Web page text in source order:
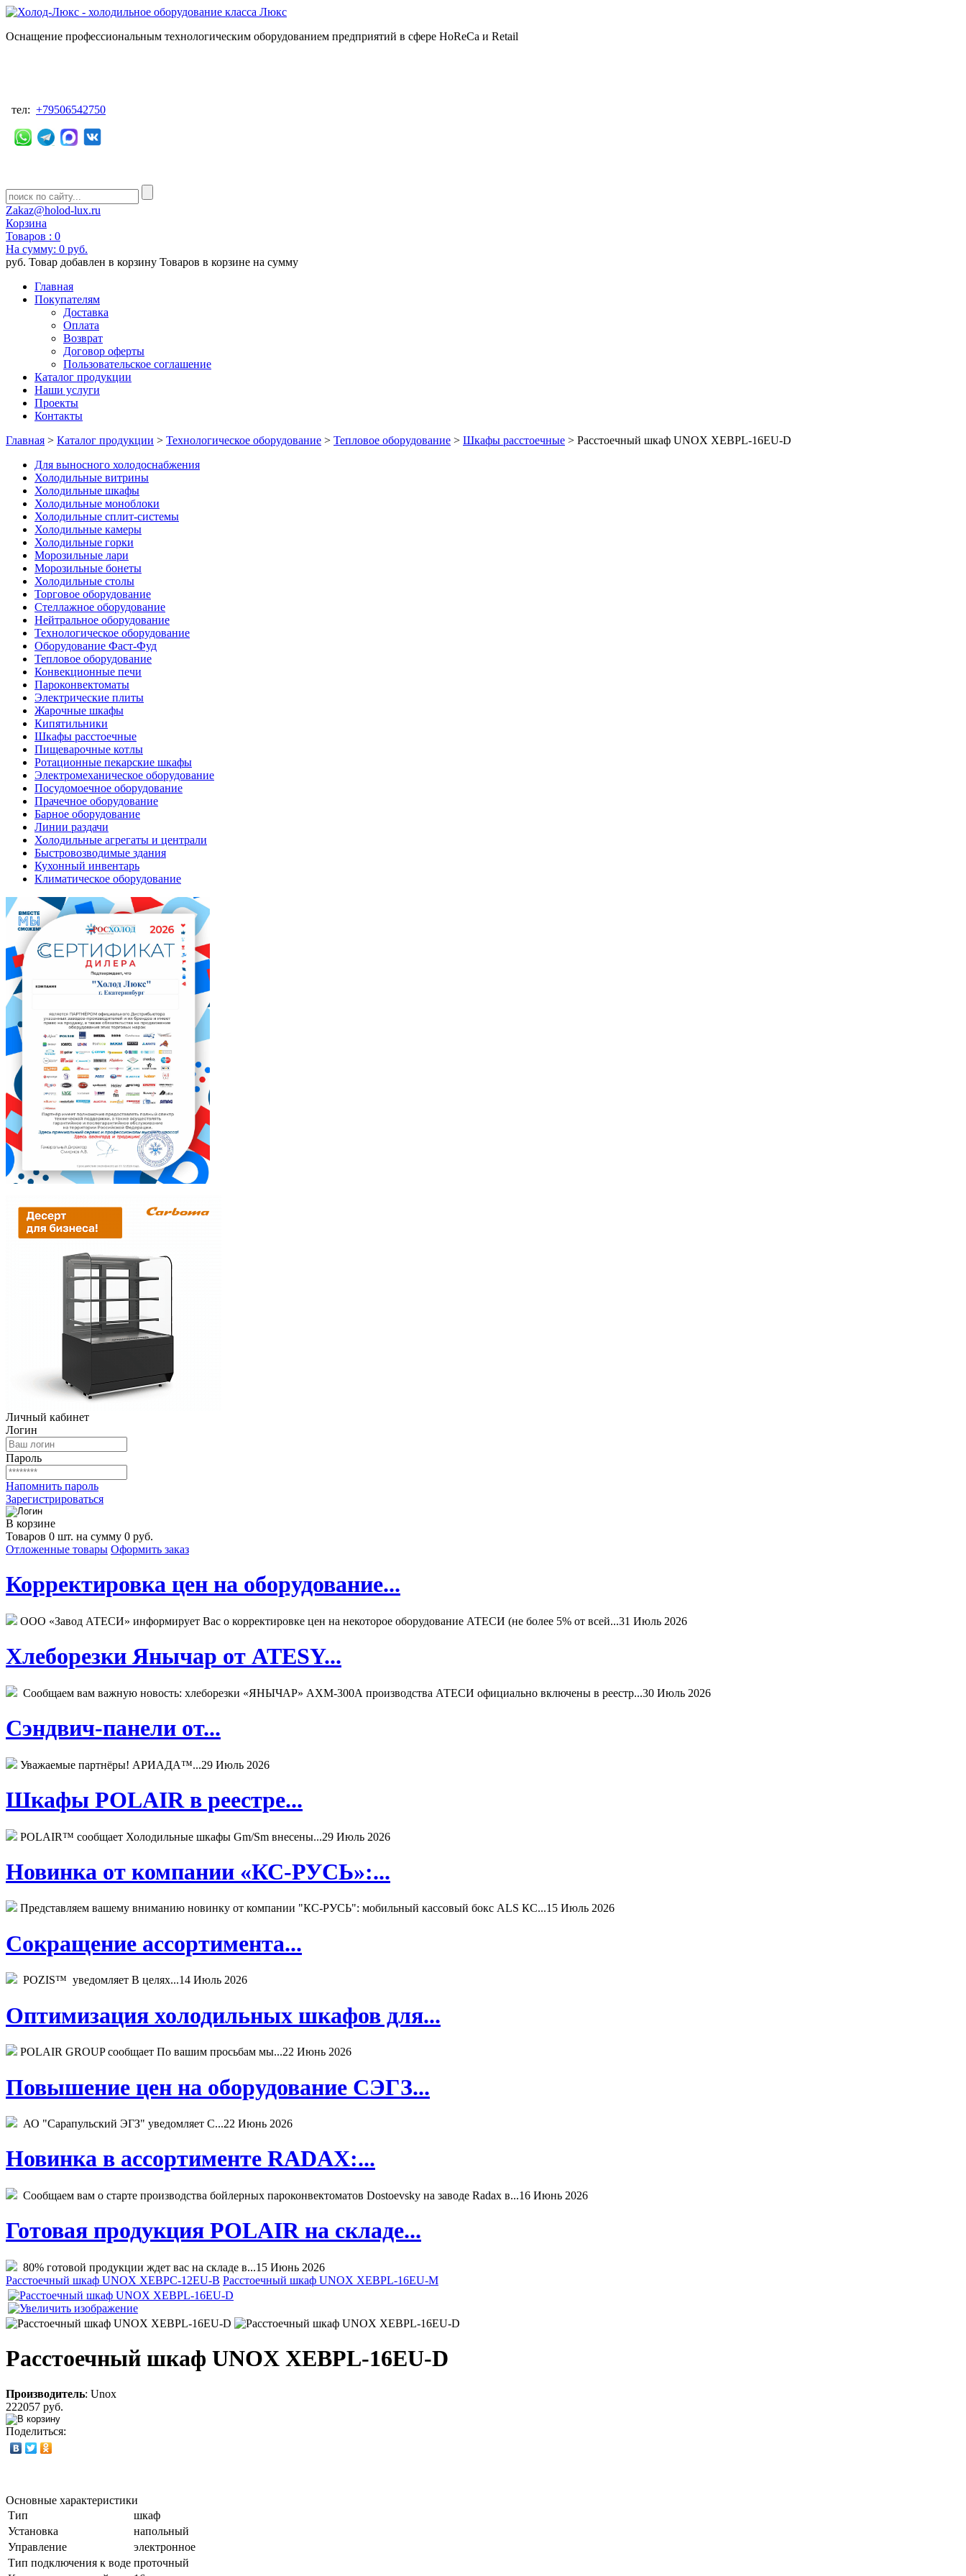
Оснащение профессиональным технологическим оборудованием предприятий в сфере HoReCa и Retail
тел: +79506542750
Zakaz@holod-lux.ru
Корзина
Товаров : 0
На сумму: 0 руб.
руб. Товар добавлен в корзину Товаров в корзине на сумму
Главная
Покупателям
Доставка
Оплата
Возврат
Договор оферты
Пользовательское соглашение
Каталог продукции
Наши услуги
Проекты
Контакты
Главная > Каталог продукции > Технологическое оборудование > Тепловое оборудование > Шкафы расстоечные > Расстоечный шкаф UNOX XEBPL-16EU-D
Для выносного холодоснабжения
Холодильные витрины
Холодильные шкафы
Холодильные моноблоки
Холодильные сплит-системы
Холодильные камеры
Холодильные горки
Морозильные лари
Морозильные бонеты
Холодильные столы
Торговое оборудование
Стеллажное оборудование
Нейтральное оборудование
Технологическое оборудование
Оборудование Фаст-Фуд
Тепловое оборудование
Конвекционные печи
Пароконвектоматы
Электрические плиты
Жарочные шкафы
Кипятильники
Шкафы расстоечные
Пищеварочные котлы
Ротационные пекарские шкафы
Электромеханическое оборудование
Посудомоечное оборудование
Прачечное оборудование
Барное оборудование
Линии раздачи
Холодильные агрегаты и централи
Быстровозводимые здания
Кухонный инвентарь
Климатическое оборудование
Личный кабинет
Логин
Пароль
Напомнить пароль
Зарегистрироваться
В корзине
Товаров 0 шт. на сумму 0 руб.
Отложенные товары Оформить заказ
Корректировка цен на оборудование...
ООО «Завод АТЕСИ» информирует Вас о корректировке цен на некоторое оборудование АТЕСИ (не более 5% от всей...31 Июль 2026
Хлеборезки Янычар от ATESY...
Сообщаем вам важную новость: хлеборезки «ЯНЫЧАР» АХМ-300А производства АТЕСИ официально включены в реестр...30 Июль 2026
Сэндвич-панели от...
Уважаемые партнёры! АРИАДА™...29 Июль 2026
Шкафы POLAIR в реестре...
POLAIR™ сообщает Холодильные шкафы Gm/Sm внесены...29 Июль 2026
Новинка от компании «КС-РУСЬ»:...
Представляем вашему вниманию новинку от компании "КС-РУСЬ": мобильный кассовый бокс ALS КС...15 Июль 2026
Сокращение ассортимента...
POZIS™ уведомляет В целях...14 Июль 2026
Оптимизация холодильных шкафов для...
POLAIR GROUP сообщает По вашим просьбам мы...22 Июнь 2026
Повышение цен на оборудование СЭГЗ...
АО "Сарапульский ЭГЗ" уведомляет С...22 Июнь 2026
Новинка в ассортименте RADAX:...
Сообщаем вам о старте производства бойлерных пароконвектоматов Dostoevsky на заводе Radax в...16 Июнь 2026
Готовая продукция POLAIR на складе...
80% готовой продукции ждет вас на складе в...15 Июнь 2026
Расстоечный шкаф UNOX XEBPC-12EU-B Расстоечный шкаф UNOX XEBPL-16EU-M
Расстоечный шкаф UNOX XEBPL-16EU-D
Производитель: Unox
222057 руб.
Поделиться:
Основные характеристики
Тип
шкаф
Установка
напольный
Управление
электронное
Тип подключения к воде проточный